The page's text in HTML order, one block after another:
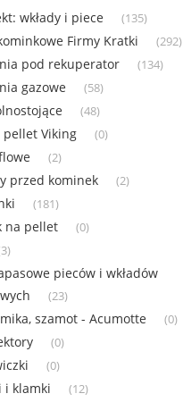
wkłady i piece (135)
Firmy Kratki (292)
pod rekuperator (134)
gazowe (58)
(48)
pellet Viking (0)
(2)
przed kominek (2)
(181)
na pellet (0)
pieców i wkładów
(23)
szamot - Acumotte (0)
(0)
(0)
i klamki (12)